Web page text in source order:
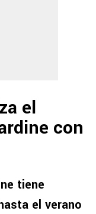
el
con
tiene
el verano